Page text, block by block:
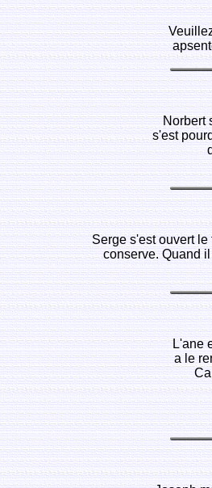
Norbert
s'est
Serge s'est ouvert
conserve. Quand
L'ane
a le